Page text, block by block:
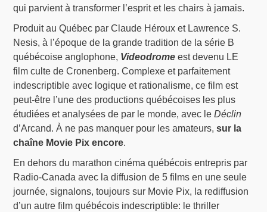
qui parvient à transformer l’esprit et les chairs à jamais.
Produit au Québec par Claude Héroux et Lawrence S.
Nesis, à l’époque de la grande tradition de la série B
québécoise anglophone, Videodrome est devenu LE
film culte de Cronenberg. Complexe et parfaitement
indescriptible avec logique et rationalisme, ce film est
peut-être l’une des productions québécoises les plus
étudiées et analysées de par le monde, avec leDéclin
d’Arcand. À ne pas manquer pour les amateurs,sur la
chaîne Movie Pix encore.
En dehors du marathon cinéma québécois entrepris par
Radio-Canada avec la diffusion de 5 films en une seule
journée, signalons, toujours sur Movie Pix, la rediffusion
d’un autre film québécois indescriptible: le thriller